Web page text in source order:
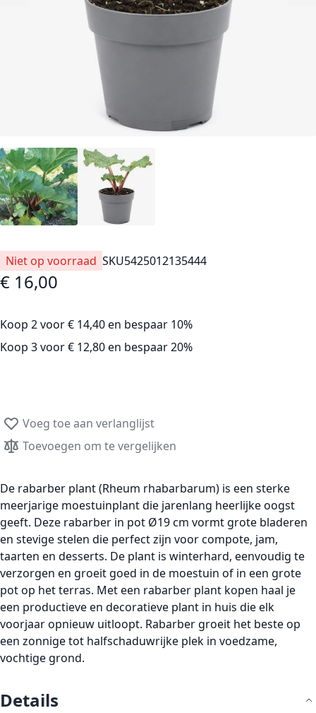
Niet op voorraad SKU5425012135444
€ 16,00
Koop 2 voor€ 14,40en bespaar 10%
Koop 3 voor€ 12,80en bespaar20%
Voeg toe aan verlanglijst
Toevoegen om te vergelijken
De rabarber plant (Rheum rhabarbarum) is een sterke
meerjarige moestuinplantdie jarenlang heerlijke oogst
geeft. Deze rabarber in pot Ø19 cm vormt grote bladeren
en stevige stelen die perfect zijn voor compote, jam,
taarten en desserts. De plant is winterhard, eenvoudig te
verzorgen en groeit goed in de moestuin of in een grote
pot op het terras. Met een rabarber plant kopen haal je
een productieve en decoratieve plant in huis die elk
voorjaar opnieuw uitloopt. Rabarber groeit het beste op
een zonnige tot halfschaduwrijke plek in voedzame,
vochtige grond.
Details